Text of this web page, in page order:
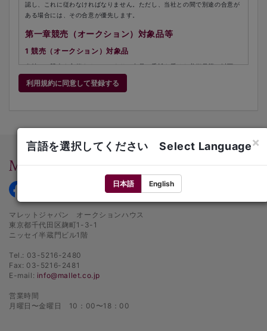
認し、これに従わなければなりません。ただし、当社との間で別途の合意が
ある場合には、その合意が優先します。
第一章競売（オークション）対象品等
1 競売（オークション）対象品
当社は、競売を主催することにより、出品の委託を受けた美術品等（以下
「出品作品」という。）を競売の方法により売却します。
2 状態（コンディション）
の瑕疵について責任を一切負いません。
3 下見会（プレビュー）
② 出品作品の買受希望者は、下見会で競売対象品を自己の判断責任におい
て見分し、買受の申し出をしなければなりません。
③ 当社は、下見会に入場を希望する者に対し、身分を証明できるものの提
示を求めることができ、求められた者はそれを提示しなければなりません。
また当社はその裁量によって、希望者に対して下見会への入場を拒否し、ま
たは入場後に退場させることができます。
④ 当社は、下見会に入場した者が出品作品にキズ、その他の損傷を与えた
場合には、その者に対して損害賠償を求めることができます。
⑤ 下見会の日程は、事前に告知し、また、原則として図録（カタログ）に
会の日程変更に伴う一切の責任を負わないものとします。
利用規約に同意して登録する
マレットジャパン オークションハウス
東京都千代田区麹町1-3-1
ニッセイ半蔵門ビル1階
Tel.: 03-5216-2480
Fax: 03-5216-2481
E-mail: info@mallet.co.jp
営業時間
月曜日〜金曜日 10：00〜18：00
言語を選択してください Select Language×
日本語 English